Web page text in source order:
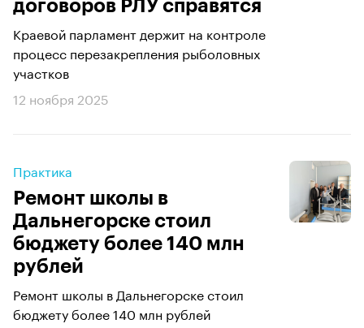
договоров РЛУ справятся
Краевой парламент держит на контроле
процесс перезакрепления рыболовных
участков
12 ноября 2025
Практика
Ремонт школы в
Дальнегорске стоил
бюджету более 140 млн
рублей
Ремонт школы в Дальнегорске стоил
бюджету более 140 млн рублей